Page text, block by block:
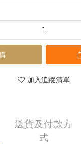
加入追蹤清單
送貨及付款方
式